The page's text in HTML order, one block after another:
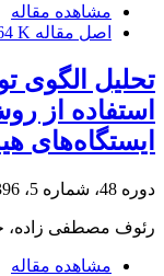
مشاهده مقاله
اصل مقاله K
تحلیل الگوی
استفاده از
ایستگاه‌های
دوره 48، شماره 5، 1396، صفحه
رئوف مصطفی زاده،
مشاهده مقاله